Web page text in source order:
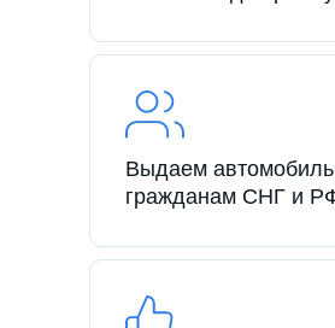
Выдаем автомобиль
гражданам СНГ и